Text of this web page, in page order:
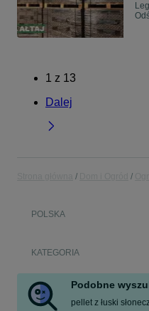
1 z 13
Dalej
POLSKA
KATEGORIA
Podobne
pellet z łuski